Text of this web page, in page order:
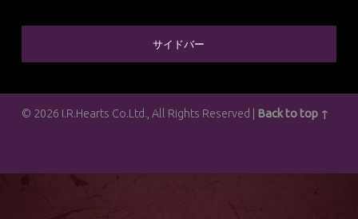
SIDEBAR
サイドバー
© 2026 I.R.Hearts Co.Ltd., All Rights Reserved | Back to top ↑